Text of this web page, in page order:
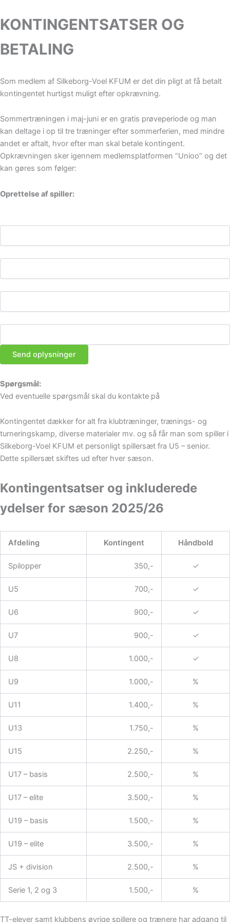
KONTINGENTSATSER OG
BETALING
Som medlem af Silkeborg-Voel KFUM er det din pligt at få betalt
kontingentet hurtigst muligt efter opkrævning.
Sommertræningen i maj-juni er en gratis prøveperiode og man
kan deltage i op til tre træninger efter sommerferien, med mindre
andet er aftalt, hvor efter man skal betale kontingent.
Opkrævningen sker igennem medlemsplatformen “Unioo” og det
kan gøres som følger:
Oprettelse af spiller:
Send oplysninger
Spørgsmål:
Ved eventuelle spørgsmål skal du kontakte på
Kontingentet dækker for alt fra klubtræninger, trænings- og
turneringskamp, diverse materialer mv. og så får man som spiller i
Silkeborg-Voel KFUM et personligt spillersæt fra U5 – senior.
Dette spillersæt skiftes ud efter hver sæson.
Kontingentsatser og inkluderede
ydelser for sæson 2025/26
Afdeling Kontingent Håndbold
Spilopper 350,- ✓
U5 700,- ✓
U6 900,- ✓
U7 900,- ✓
U8 1.000,- ✓
U9 1.000,- %
U11 1.400,- %
U13 1.750,- %
U15 2.250,- %
U17 – basis 2.500,- %
U17 – elite 3.500,- %
U19 – basis 1.500,- %
U19 – elite 3.500,- %
JS + division 2.500,- %
Serie 1, 2 og 3 1.500,- %
TT-elever samt klubbens øvrige spillere og trænere har adgang til